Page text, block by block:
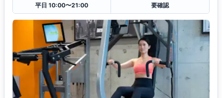
平日 10:00〜21:00
要確認